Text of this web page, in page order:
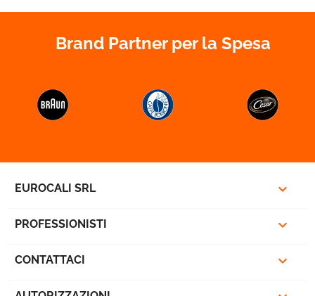
favorite_border
Brand Partner per la Spesa
EUROCALI SRL 
PROFESSIONISTI 
CONTATTACI 